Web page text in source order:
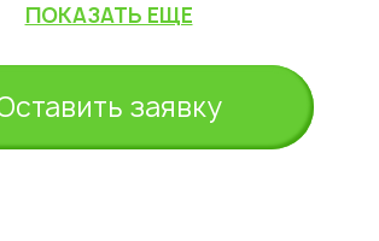
ПОКАЗАТЬ ЕЩЕ
заявку